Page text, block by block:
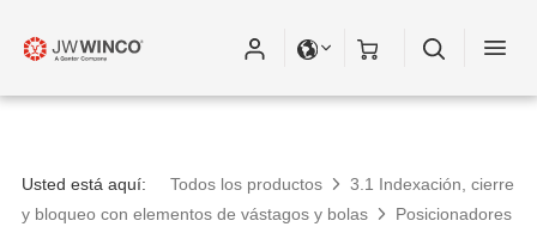
Usted está aquí: Todos los productos
3.1 Indexación, cierre
y bloqueo con elementos de vástagos y bolas
Posicionadores